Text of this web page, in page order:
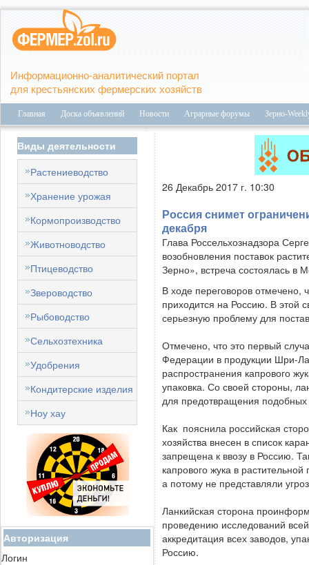
Информационно-аналитический портал
для крестьянских фермерских хозяйств
Главная Доска объявлений Новости Аграрные форумы Зерно-
Виды деятельности
Растениеводство
Хранение урожая
Кормопроизводство
Животноводство
Птицеводство
Звероводство
Рыбоводство
Сельхозтехника
Удобрения
Кондитерские изделия
Ноу хау
Авторизация
Логин
26 Декабрь 2017 г. 10:30
Россия снимет
декабря
Глава Россельхознадзора
возобновления поставок
Зерно», встреча состоялась в
В ходе переговоров отмечено,
приходится на Россию. В этой
серьезную проблему для
Отмечено, что это первый
Федерации в продукции Шри-
распространения капрового
упаковка. Со своей стороны,
для предотвращения
Как пояснила российская
хозяйства внесен в список
запрещена к ввозу в Россию.
капрового жука в
а потому не представляли
Ланкийская сторона
проведению исследований
аккредитация всех заводов,
Россию.